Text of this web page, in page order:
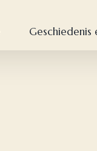
Geschiedenis